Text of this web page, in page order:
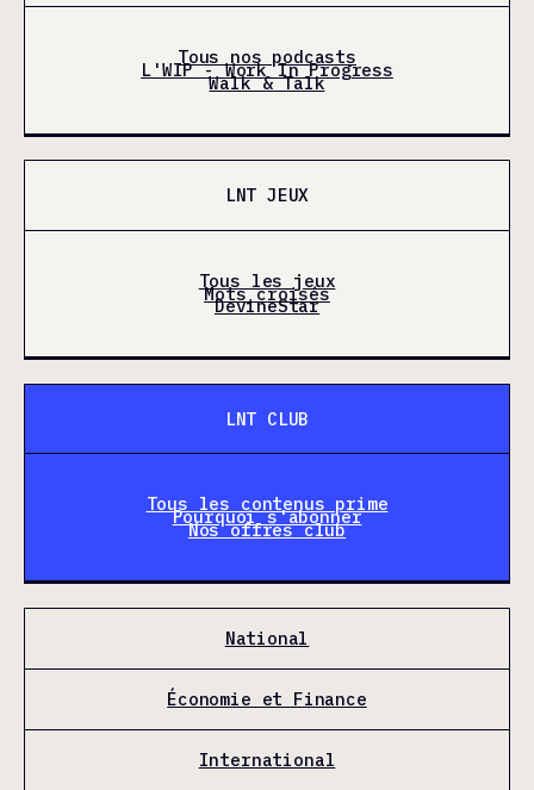
Tous nos podcasts
L'WIP - Work In Progress
Walk & Talk
LNT JEUX
Tous les jeux
Mots croisés
DevineStar
LNT CLUB
Tous les contenus prime
Pourquoi s'abonner
Nos offres club
National
Économie et Finance
International